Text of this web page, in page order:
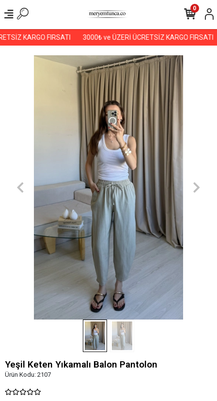
KARGO FIRSATI 3000₺ ve ÜZERİ ÜCRETSİZ KARGO FIRSATI
0
Yeşil Keten Yıkamalı Balon Pantolon
Ürün Kodu: 2107